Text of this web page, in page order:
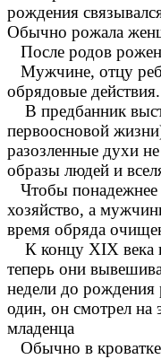
рождения
Обычно рожала
После родов
Мужчине, отцу
обрядовые
В предбанник
первоосновой
разозленные духи
образы людей и
Чтобы понадежнее
хозяйство, а
время обряда
К концу XIX века
теперь они
недели до рождения
один, он смотрел на
младенца
Обычно в кроватке